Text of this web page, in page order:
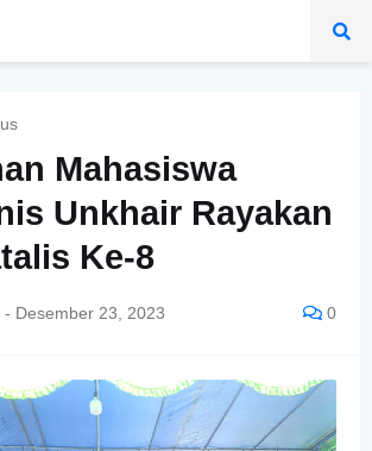
Mahasiswa
Unkhair Rayakan
Ke-8
- Desember 23, 2023 0